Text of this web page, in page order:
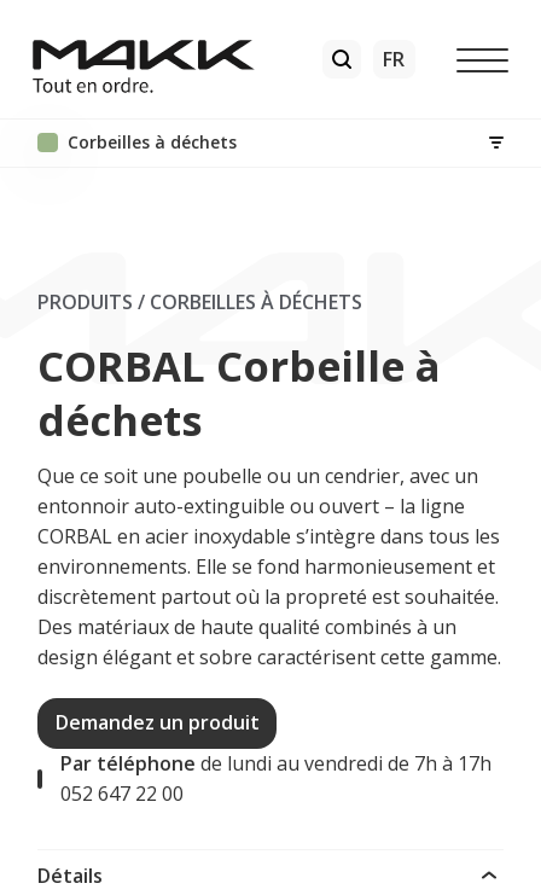
Corbeilles à déchets
PRODUITS / CORBEILLES À DÉCHETS
CORBAL Corbeille à
déchets
Que ce soit une poubelle ou un cendrier, avec un
entonnoir auto-extinguible ou ouvert – la ligne
CORBAL en acier inoxydable s’intègre dans tous les
environnements. Elle se fond harmonieusement et
discrètement partout où la propreté est souhaitée.
Des matériaux de haute qualité combinés à un
design élégant et sobre caractérisent cette gamme.
Demandez un produit
Par téléphone de lundi au vendredi de 7h à 17h
052 647 22 00
Détails